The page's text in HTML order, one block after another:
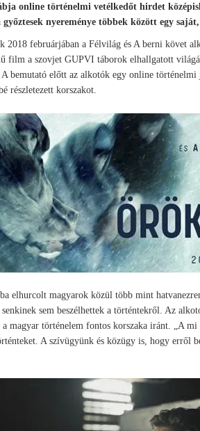
online történelmi vetélkedőt hirdet
nyereménye többek között egy
februárjában a Félvilág és A berni követ
a szovjet GUPVI táborok elhallgatott
bemutató előtt az alkotók egy online
részletezett korszakot.
elhurcolt magyarok közül több mint
sem beszélhettek a történtekről. Az
magyar történelem fontos korszaka iránt. „A
A szívügyünk és közügy is, hogy erről